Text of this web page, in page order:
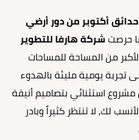
أكتوبر من دور أرضي
حرصت شركة هارفا للتطوير
من المساحة للمساحات
تجربة يومية مليئة بالهدوء
مشروع استثنائي بتصاميم أنيقة
لك، لا تنتظر كثيراً وبادر